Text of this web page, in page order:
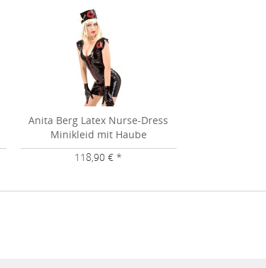
Anita Berg Latex Nurse-Dress
Minikleid mit Haube
118,90 € *